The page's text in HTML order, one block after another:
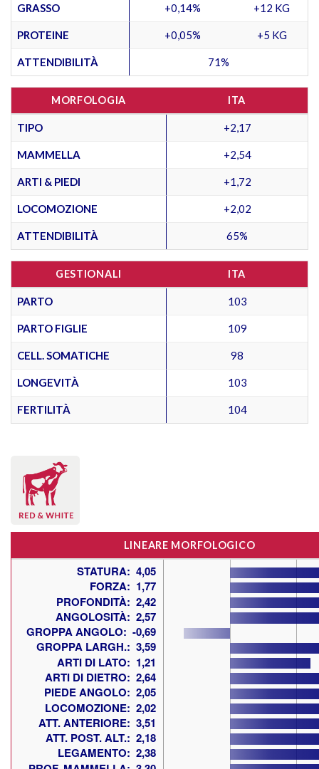
GRASSO +0,14% +12 KG
PROTEINE +0,05% +5 KG
ATTENDIBILITÀ 71%
MORFOLOGIA ITA
TIPO +2,17
MAMMELLA +2,54
ARTI & PIEDI +1,72
LOCOMOZIONE +2,02
ATTENDIBILITÀ 65%
GESTIONALI ITA
PARTO 103
PARTO FIGLIE 109
CELL. SOMATICHE 98
LONGEVITÀ 103
FERTILITÀ 104
LINEARE MORFOLOGICO